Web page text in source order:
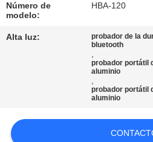
EN
CONTACTO
CITA
Número de
modelo:
HBA-120
Alta luz:
probador de la
bluetooth
,
probador portátil
aluminio
,
probador portátil
aluminio